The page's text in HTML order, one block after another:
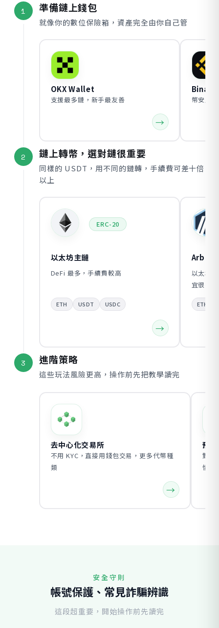
1 準備鏈上錢包
就像你的數位保險箱，資產完全由你自己管
OKX Wallet
支援最多鏈，新手最友善 幣安用
2 鏈上轉幣，選對鏈很重要
同樣的 USDT，用不同的鏈轉，手續費可差十倍
以上
ERC-20
以太坊主鏈
DeFi 最多，手續費較高
ETH USDT USDC
以太坊
宜很多
ETH
3 進階策略
這些玩法風險更高，操作前先把教學讀完
去中心化交易所
不用 KYC，直接用錢包交易，更多代幣種
類
預
對事
慎評
安全守則
帳號保護、常見詐騙辨識
這段超重要，開始操作前先讀完